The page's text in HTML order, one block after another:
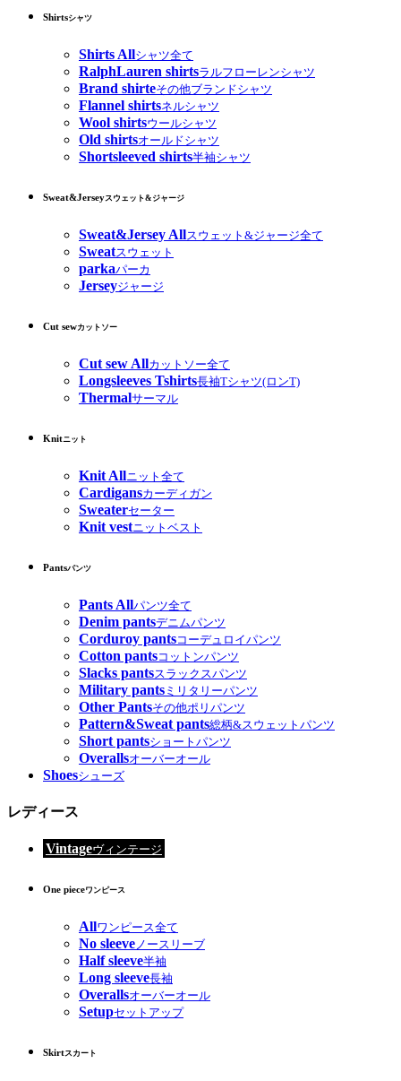
Shirtsシャツ
Shirts Allシャツ全て
RalphLauren shirtsラルフローレンシャツ
Brand shirteその他ブランドシャツ
Flannel shirtsネルシャツ
Wool shirtsウールシャツ
Old shirtsオールドシャツ
Shortsleeved shirts半袖シャツ
Sweat&Jerseyスウェット&ジャージ
Sweat&Jersey Allスウェット&ジャージ全て
Sweatスウェット
parkaパーカ
Jerseyジャージ
Cut sewカットソー
Cut sew Allカットソー全て
Longsleeves Tshirts長袖Tシャツ(ロンT)
Thermalサーマル
Knitニット
Knit Allニット全て
Cardigansカーディガン
Sweaterセーター
Knit vestニットベスト
Pantsパンツ
Pants Allパンツ全て
Denim pantsデニムパンツ
Corduroy pantsコーデュロイパンツ
Cotton pantsコットンパンツ
Slacks pantsスラックスパンツ
Military pants ミリタリーパンツ
Other Pantsその他ポリパンツ
Pattern&Sweat pants総柄&スウェットパンツ
Short pantsショートパンツ
Overallsオーバーオール
Shoesシューズ
レディース
Vintageヴィンテージ
One pieceワンピース
Allワンピース全て
No sleeveノースリーブ
Half sleeve半袖
Long sleeve長袖
Overallsオーバーオール
Setupセットアップ
Skirtスカート